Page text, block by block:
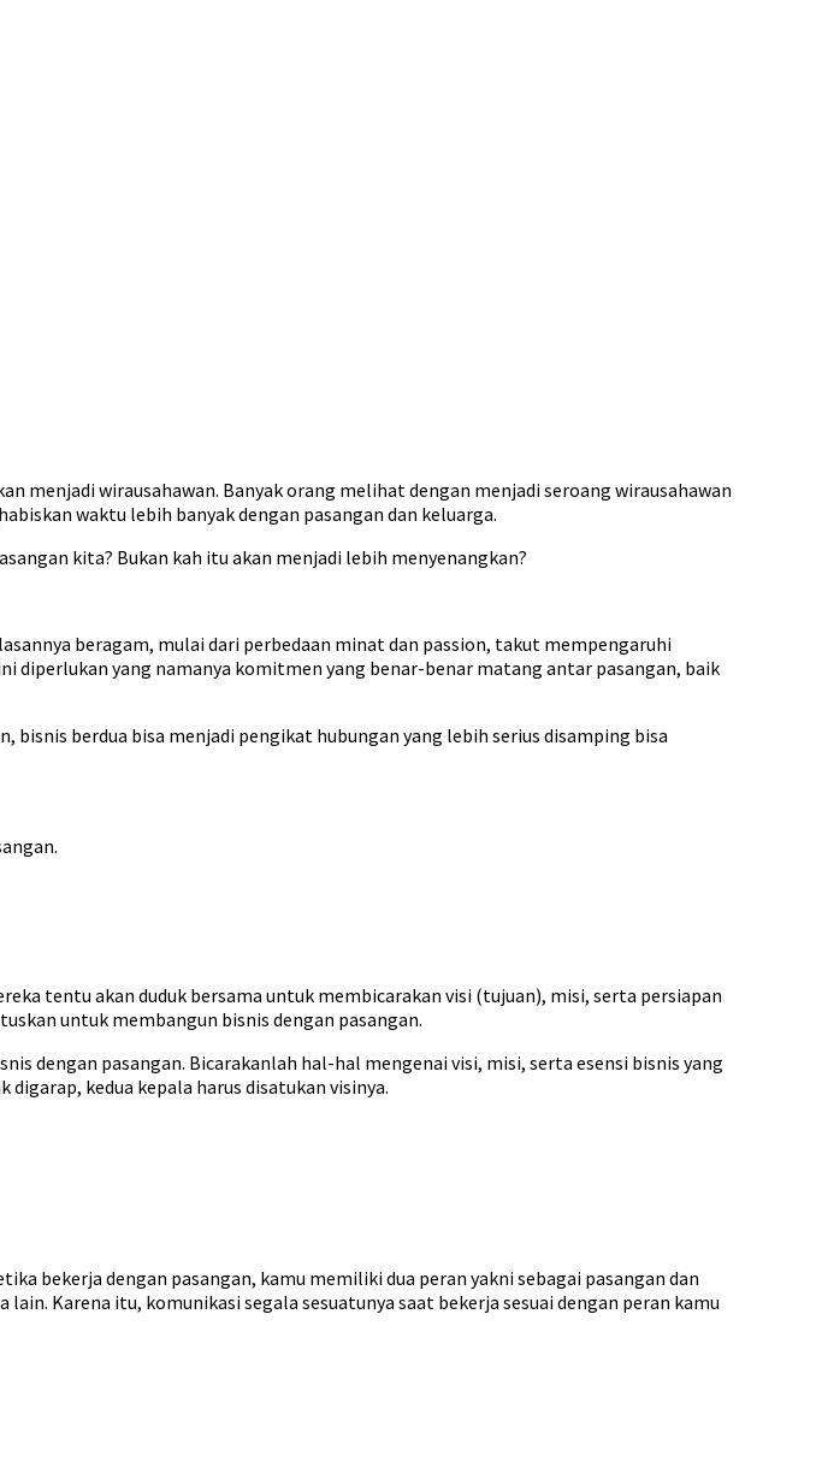
menjadi wirausahawan. Banyak orang melihat dengan menjadi seroang wirausahawan
waktu lebih banyak dengan pasangan dan keluarga.
kita? Bukan kah itu akan menjadi lebih menyenangkan?
beragam, mulai dari perbedaan minat dan passion, takut mempengaruhi
yang namanya komitmen yang benar-benar matang antar pasangan, baik
bisnis berdua bisa menjadi pengikat hubungan yang lebih serius disamping bisa
tentu akan duduk bersama untuk membicarakan visi (tujuan), misi, serta persiapan
untuk membangun bisnis dengan pasangan.
dengan pasangan. Bicarakanlah hal-hal mengenai visi, misi, serta esensi bisnis yang
kedua kepala harus disatukan visinya.
bekerja dengan pasangan, kamu memiliki dua peran yakni sebagai pasangan dan
Karena itu, komunikasi segala sesuatunya saat bekerja sesuai dengan peran kamu